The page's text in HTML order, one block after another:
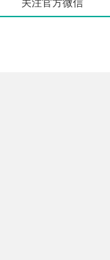
关注官方微信